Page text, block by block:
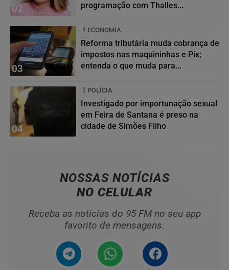
02 programação com Thalles...
03
ECONOMIA
Reforma tributária muda cobrança de
impostos nas maquininhas e Pix;
entenda o que muda para...
04
POLÍCIA
Investigado por importunação sexual
em Feira de Santana é preso na
cidade de Simões Filho
NOSSAS NOTÍCIAS
NO CELULAR
Receba as notícias do 95 FM no seu app
favorito de mensagens.